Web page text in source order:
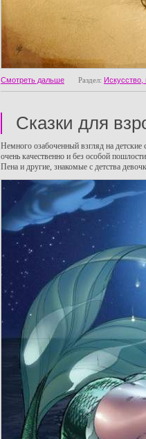
Смотреть дальше Раздел: Искусство,
Сказки для
Немного озабоченный взгляд на
очень качественно и без особой
Пена и другие, знакомые с детства